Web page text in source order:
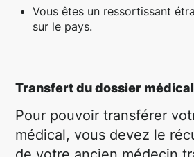
Vous êtes un ressortissant
sur le pays.
Transfert du dossier médical
Pour pouvoir transférer
médical, vous devez le